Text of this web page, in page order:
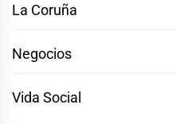
La Coruña
Negocios
Vida Social